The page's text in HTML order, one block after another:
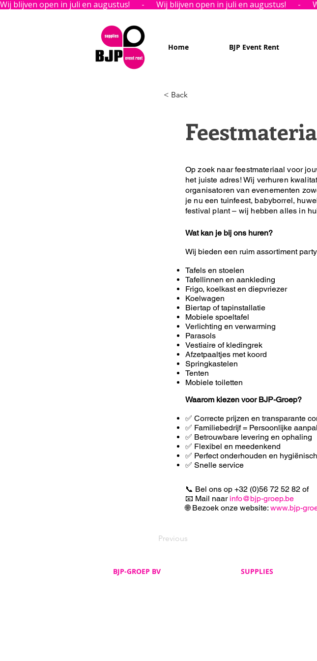
Wij blijven open in juli en augustus!      -
Home BJP Event Rent
< Back
Op zoek naar feestmateriaal voor
het juiste adres! Wij verhuren
organisatoren van evenementen
je nu een tuinfeest, babyborrel,
festival plant – wij hebben alles in
Wat kan je bij ons huren?
Wij bieden een ruim assortiment
Tafels en stoelen
Tafellinnen en aankleding
Frigo, koelkast en diepvriezer
Koelwagen
Biertap of tapinstallatie
Mobiele spoeltafel
Verlichting en verwarming
Parasols
Vestiaire of kledingrek
Afzetpaaltjes met koord
Springkastelen
Tenten
Mobiele toiletten
Waarom kiezen voor BJP-Groep?
✅ Correcte prijzen en transparante
✅ Familiebedrijf = Persoonlijke
✅ Betrouwbare levering en ophaling
✅ Flexibel en meedenkend
✅ Perfect onderhouden en
✅ Snelle service
📞 Bel ons op +32 (0)56 72 52 82 of
📧 Mail naar info@bjp-groep.be
🌐 Bezoek onze website: www.bjp-
Previous
BJP-GROEP BV SUPPLIES